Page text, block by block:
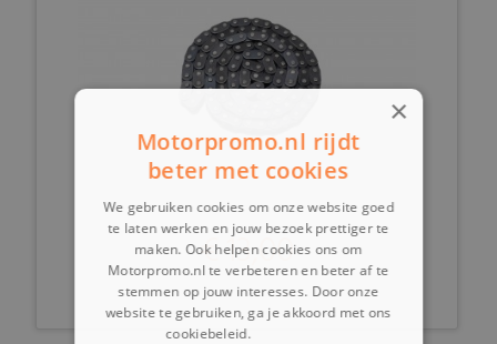
€ 13,00
×
Motorpromo.nl rijdt
beter met cookies
We gebruiken cookies om onze website goed
te laten werken en jouw bezoek prettiger te
maken. Ook helpen cookies ons om
Motorpromo.nl te verbeteren en beter af te
stemmen op jouw interesses. Door onze
website te gebruiken, ga je akkoord met ons
cookiebeleid.